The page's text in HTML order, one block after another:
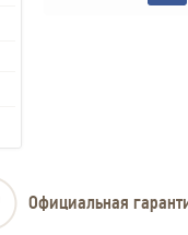
Официальная